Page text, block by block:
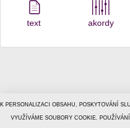
K PERSONALIZACI OBSAHU, POSKYTOVÁNÍ
VYUŽÍVÁME SOUBORY COOKIE.
text akordy
© 1996–2026Tiscali Media,